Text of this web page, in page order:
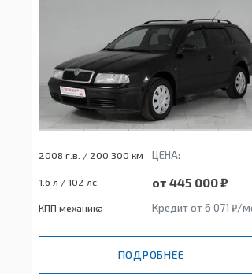
2008 г.в. / 200 300 км ЦЕНА:
1.6 л / 102 лс от 445 000 ₽
КПП механика Кредит от 6 071 ₽/
ПОДРОБНЕЕ